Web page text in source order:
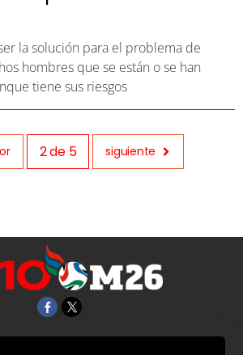
la solución para el problema de
hombres que se están o se han
tiene sus riesgos
2de 5 siguiente